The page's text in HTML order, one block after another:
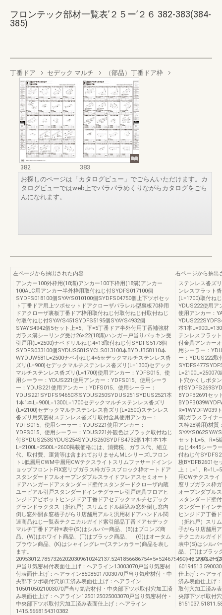
フロンテック部材一覧表’２５ー’２６ 382-383(384-
385)
丁番ドア セデック マルチ （部品）丁番ドア枠
382
383
お探しのページは「カタログビュー」でごらんいただけます。カ
タログビューではweb上でパラパラめくりながらカタログをごら
んになれます。
左ページから抽出された内容
アンカー100外枠用(18溝)アンカー100下枠用(18溝)アンカー
100ALC用アンカー半外枠用取付ねじ付SYDFS017100個
SYDFS018100個SYAYS010100個SYDFS04750個上下ツボセッ
ト丁番ドア用上ツボセットドアクローザパラレル型裏板70枠用
ドアクローザ裏板丁番ドア枠用取付ねじ付取付ねじ付取付ねじ
付取付ねじ付SYAYS451SYDFS5195個SYAYS4932個
SYAYS4942個5セット上=5、下=5丁番ドア半外付用丁番補強材
ガラス溝シーリング受け26×22(18溝)ハンガー戸当りパッキン受
引戸用(L=2500)ナベドリルねじ4×13取付ねじ付SYDFS5173個
SYDFS033100個SYDUS581SYCLS013100本BYDUB58110本
WYDUW581L=2500ナベ小ねじ4×6セデックマルチステンレス沓
ズリ(L=900)セデックマルチステンレス沓ズリ(L=1300)セデック
マルチステンレス沓ズリ(L=1700)使用アンカー：YDFS015、使
用シーラー：YDUS221使用アンカー：YDFS015、使用シーラ
ー：YDUS221使用アンカー：YDFS015、使用シーラー：
YDUS221SYDFS94650本SYDUS250SYDUS251SYDUS2521本
1本1本L=900L=1300L=1700セデックマルチステンレス沓ズリ
(L=2100)セデックマルチステンレス沓ズリ(L=2500)ステンレス
沓ズリ用気密材ステンレス沓ズリ取付金具使用アンカー：
YDFS015、使用シーラー：YDUS221使用アンカー：
YDFS015、使用シーラー：YDUS221外観色はブラック取付ねじ
付SYDUS253SYDUS254SYDUS260SYDFS4732個1本1本1本
L=2100L=2500L=2600掲載価格には、消費税、ガラス代、組立
代、取付費、運賃等は含まれておりませんMLシリーズLフロン
トL低層用CWM中層用CWテクスライトスリムファサードインシ
ョップフロントFIX窓リブガラス枠ガラスブロック枠オートドア
スタンダードフルオープンダブルスライドフレアスセミオート
ドアハンガードアスタンダード壁付スタンダードクローザ内蔵
ユービアル引戸スタンダードインテグラーレ引戸建具フロアヒ
ンジドアピボットヒンジドア丁番ドアセデックマルチセデック
グランドラクタス（折れ戸）スリムミドル組込み窓外倒し窓内
倒し窓外開き窓格子がらり店舗用アルミ汎用材ドアハンドル関
連商品ねじ一覧表テクニカルガイド索引部品丁番ドアセデック
マルチ丁番ドア枠※表中(S)はシルバー商品、(B)はブロンズ商
品、(W)はホワイト商品、(T)はブラック商品、 (G)はオータム
ブラウン商品、(K)はシャイングレー(ステンカラー)商品を表し
ます。
戸当り気密材付表面仕上げ：ヘアライン13003070戸当り気密材
付表面仕上げ：ヘアライン85085017003070戸当り気密材付・中
央部下ツボ取付穴加工済み表面仕上げ：ヘアライン
1050105021003070戸当り気密材付・中央部下ツボ取付穴加工済
み表面仕上げ：ヘアライン1250125025003070戸当り気密材付・
中央部下ツボ取付穴加工済み表面仕上げ：ヘアライン
1415.5668154310382
右ページから抽出
ステンレス沓ズ
ンレスフラット
(L=1700)取付ね
YDUS222使用ア
使用アンカー：
本1本
テンレスフラッ
付金具アンカー
用シーラー：
ー：YDUS222取
ト穴かくしボタ
付
BYDFB2691セッ
R=1WYDFW039
溝)ガラスライナ
ス枠28溝用)材質
セットL=5、R=5
ねじ4×45シーラ
付ねじ付
枚BYDFB2601セ
上：L=1、
用CWテクスラ
窓リブガラス枠
オープンダブル
スタンダード壁
タンダードイン
ヒンジドア丁番
（折れ戸）スリ
子がらり店舗用
テクニカルガイ
表中(S)はシルバ
品、(T)はブラッ
シャイングレー(
仕上げ：ヘアラ
済み表面仕上げ
取付穴加工済み
央部下ツボ取付